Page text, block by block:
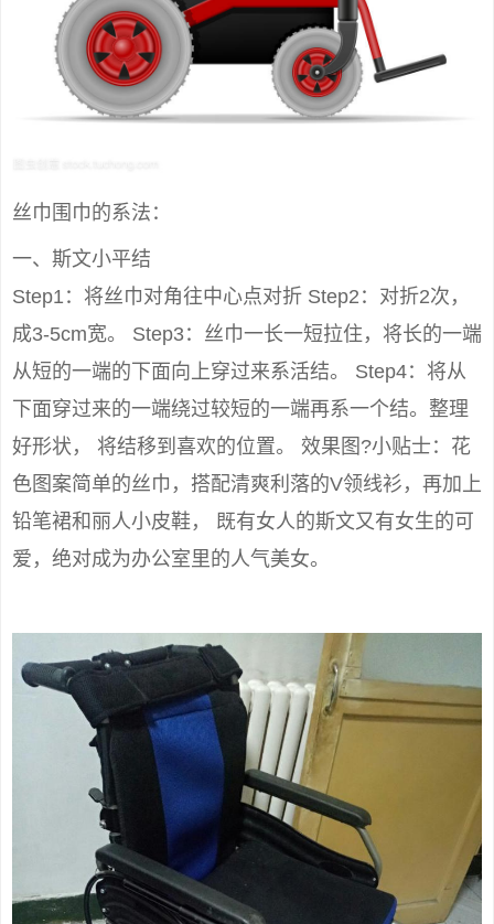
丝巾围巾的系法：
一、斯文小平结
Step1：将丝巾对角往中心点对折 Step2：对折2次，
成3-5cm宽。 Step3：丝巾一长一短拉住，将长的一端
从短的一端的下面向上穿过来系活结。 Step4：将从
下面穿过来的一端绕过较短的一端再系一个结。整理
好形状， 将结移到喜欢的位置。 效果图?小贴士：花
色图案简单的丝巾，搭配清爽利落的V领线衫，再加上
铅笔裙和丽人小皮鞋， 既有女人的斯文又有女生的可
爱，绝对成为办公室里的人气美女。